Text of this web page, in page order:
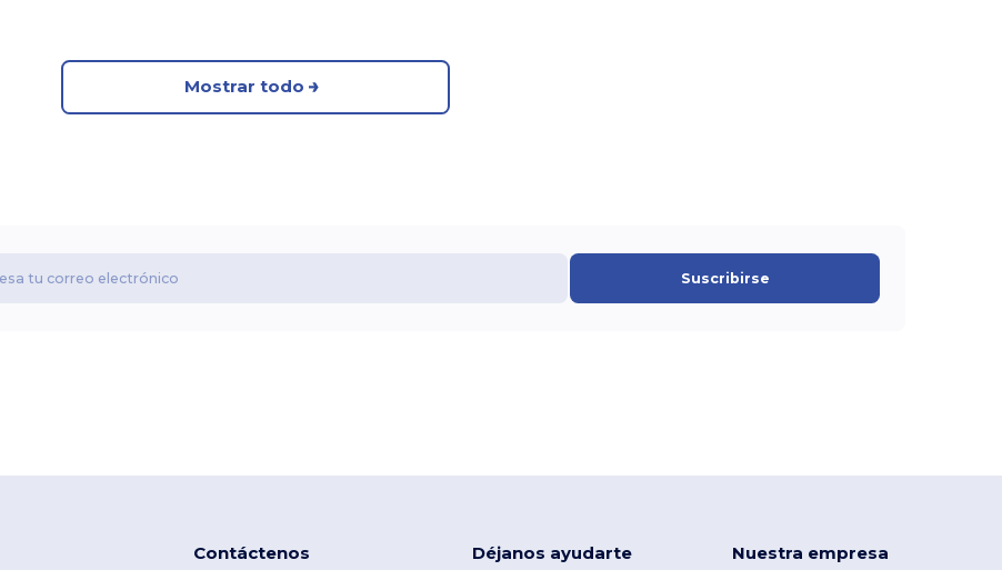
Mostrar todo
Suscribirse
Contáctenos Déjanos ayudarte Nuestra empresa